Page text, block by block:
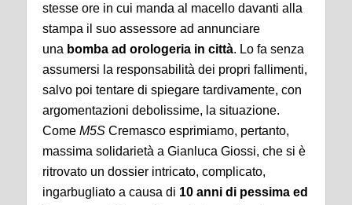
stesse ore in cui manda al macello davanti alla
stampa il suo assessore ad annunciare
una bomba ad orologeria in città. Lo fa senza
assumersi la responsabilità dei propri fallimenti,
salvo poi tentare di spiegare tardivamente, con
argomentazioni debolissime, la situazione.
Come M5S Cremasco esprimiamo, pertanto,
massima solidarietà a Gianluca Giossi, che si è
ritrovato un dossier intricato, complicato,
ingarbugliato a causa di 10 anni di pessima ed